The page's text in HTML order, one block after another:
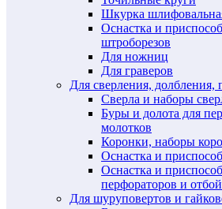
Шкурка
Оснастка и
штроборезов
Для ножниц
Для граверов
Для сверления, долбления,
Сверла и наборы
Буры и долота для
молотков
Коронки, наборы
Оснастка и
Оснастка и
перфораторов и
Для шуруповертов и